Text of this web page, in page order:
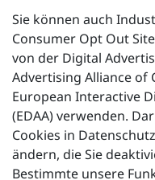
Sie können auch
Consumer Opt Out
von der Digital
Advertising Alliance of
European Interactive
(EDAA) verwenden.
Cookies in
ändern, die Sie
Bestimmte unsere